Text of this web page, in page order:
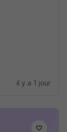
il y a 1 jour